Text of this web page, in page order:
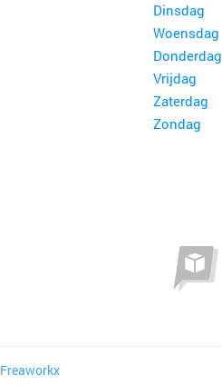
Dinsdag
Woensdag
Donderdag
Vrijdag
Zaterdag
Zondag
Freaworkx